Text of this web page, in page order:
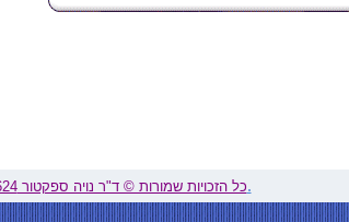
.כל הזכויות שמורות © ד"ר נויה ספקטור 03-5248624